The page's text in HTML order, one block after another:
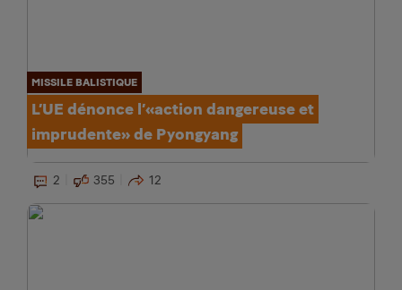
MISSILE BALISTIQUE
L’UE dénonce l’«action dangereuse et
imprudente» de Pyongyang
2 355 12